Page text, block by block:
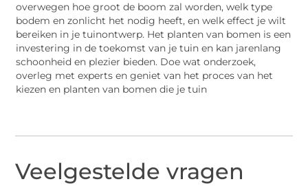
overwegen hoe groot de boom zal worden, welk type
bodem en zonlicht het nodig heeft, en welk effect je wilt
bereiken in je tuinontwerp. Het planten van bomen is een
investering in de toekomst van je tuin en kan jarenlang
schoonheid en plezier bieden. Doe wat onderzoek,
overleg met experts en geniet van het proces van het
kiezen en planten van bomen die je tuin
Veelgestelde vragen